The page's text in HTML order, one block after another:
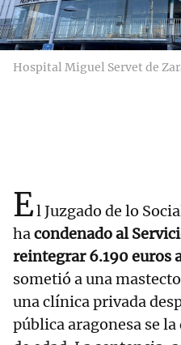
Hospital Miguel Servet de
El Juzgado de lo
hacondenado al
reintegrar 6.190 euros
sometió a una
una clínica privada
pública aragonesa se